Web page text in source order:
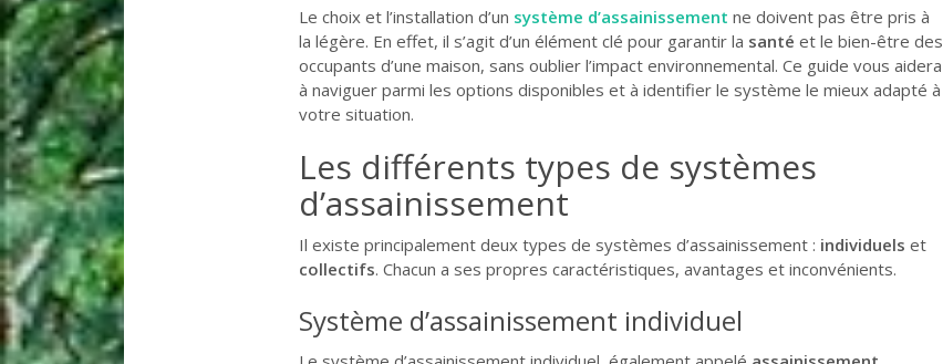
Le choix et l’installation d’un système d’assainissement ne doivent pas être pris à
la légère. En effet, il s’agit d’un élément clé pour garantir la santé et le bien-être des
occupants d’une maison, sans oublier l’impact environnemental. Ce guide vous aidera
à naviguer parmi les options disponibles et à identifier le système le mieux adapté à
votre situation.
Les différents types de systèmes
d’assainissement
Il existe principalement deux types de systèmes d’assainissement : individuels et
collectifs. Chacun a ses propres caractéristiques, avantages et inconvénients.
Système d’assainissement individuel